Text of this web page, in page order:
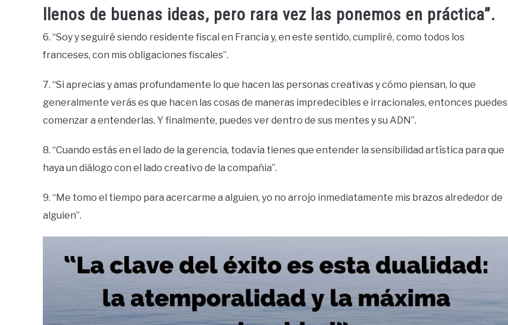
llenos de buenas ideas, pero rara vez las ponemos en práctica”.
6. “Soy y seguiré siendo residente fiscal en Francia y, en este sentido, cumpliré, como todos los
franceses, con mis obligaciones fiscales”.
7. “Si aprecias y amas profundamente lo que hacen las personas creativas y cómo piensan, lo que
generalmente verás es que hacen las cosas de maneras impredecibles e irracionales, entonces puedes
comenzar a entenderlas. Y finalmente, puedes ver dentro de sus mentes y su ADN”.
8. “Cuando estás en el lado de la gerencia, todavía tienes que entender la sensibilidad artística para que
haya un diálogo con el lado creativo de la compañia”.
9. “Me tomo el tiempo para acercarme a alguien, yo no arrojo inmediatamente mis brazos alrededor de
alguien”.